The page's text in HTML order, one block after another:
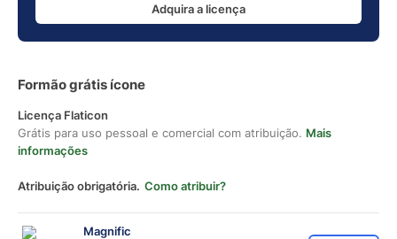
Adquira a licença
Formão grátis ícone
Licença Flaticon
Grátis para uso pessoal e comercial com atribuição. Mais
informações
Atribuição obrigatória. Como atribuir?
Magnific